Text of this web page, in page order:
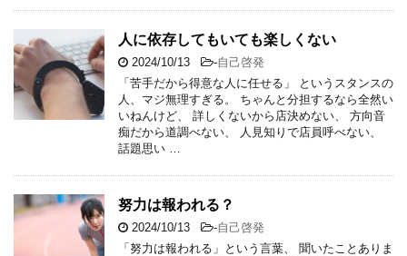
人に依存してもいても楽しくない
2024/10/13 -自己啓発
「苦手だから得意な人に任せる」 というスタンスの
人、マジ無理すぎる。 ちゃんと分担するなら全然い
いねんけど、 詳しくないから店決めない、 方向音
痴だから道調べない、 人見知りで店員呼べない、
話題思い …
努力は報われる？
2024/10/13 -自己啓発
「努力は報われる」という言葉、 聞いたことありま